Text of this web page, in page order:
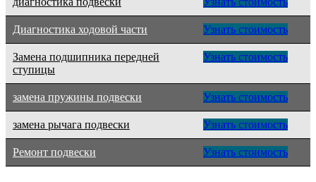
Диагностика ходовой части Узнать стоимость
Замена подшипника передней
ступицы
Узнать стоимость
замена пружины подвески Узнать стоимость
замена рычага подвески Узнать стоимость
Ремонт подвески Узнать стоимость